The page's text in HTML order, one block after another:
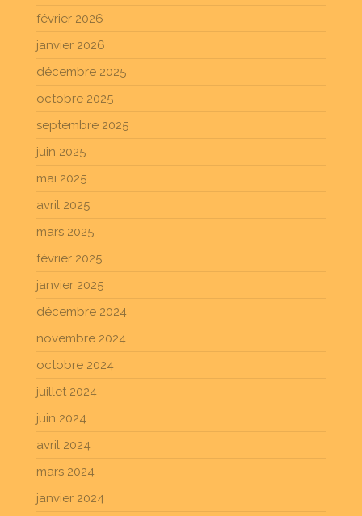
février 2026
janvier 2026
décembre 2025
octobre 2025
septembre 2025
juin 2025
mai 2025
avril 2025
mars 2025
février 2025
janvier 2025
décembre 2024
novembre 2024
octobre 2024
juillet 2024
juin 2024
avril 2024
mars 2024
janvier 2024